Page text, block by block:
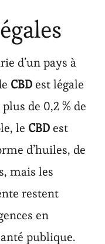
d’un pays à
CBDest légale
de 0,2 % de
le CBDest
d’huiles, de
mais les
restent
en
publique.